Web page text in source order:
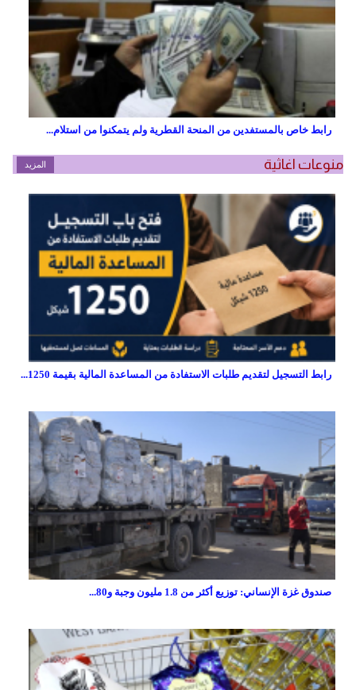
رابط خاص بالمستفدين من المنحة القطرية ولم يتمكنوا من استلام...
منوعات اغاثية المزيد
رابط التسجيل لتقديم طلبات الاستفادة من المساعدة المالية بقيمة 1250...
صندوق غزة الإنساني: توزيع أكثر من 1.8 مليون وجبة و80...